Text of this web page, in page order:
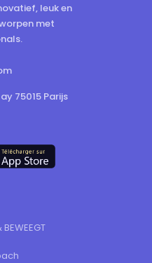
leuk en
met
75015 Parijs